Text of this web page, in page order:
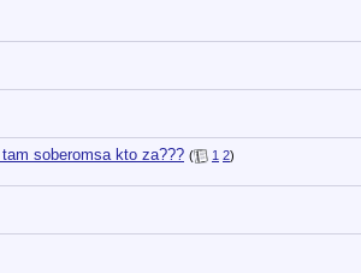
soberomsa kto za??? ( 1 2)